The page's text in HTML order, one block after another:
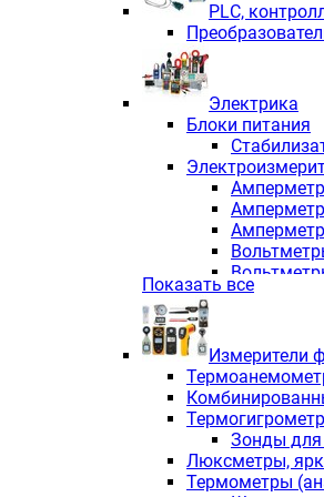
PLС,
Электрика
Блоки питания
Показать все
Измерители
Зонды для
Люксметры,
Термометры